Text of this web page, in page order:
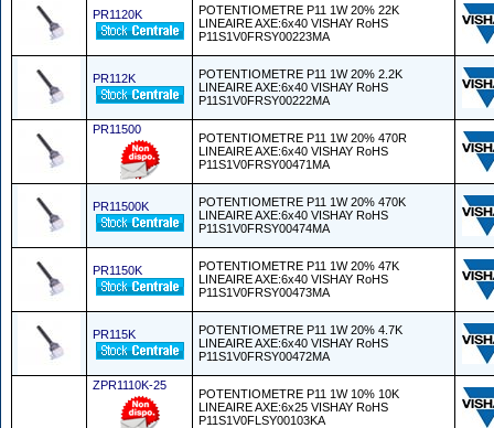
PR1120K
POTENTIOMETRE P11 1W 20% 22K
LINEAIRE AXE:6x40 VISHAY RoHS
P11S1V0FRSY00223MA
PR112K
POTENTIOMETRE P11 1W 20% 2.2K
LINEAIRE AXE:6x40 VISHAY RoHS
P11S1V0FRSY00222MA
PR11500
POTENTIOMETRE P11 1W 20% 470R
LINEAIRE AXE:6x40 VISHAY RoHS
P11S1V0FRSY00471MA
PR11500K
POTENTIOMETRE P11 1W 20% 470K
LINEAIRE AXE:6x40 VISHAY RoHS
P11S1V0FRSY00474MA
PR1150K
POTENTIOMETRE P11 1W 20% 47K
LINEAIRE AXE:6x40 VISHAY RoHS
P11S1V0FRSY00473MA
PR115K
POTENTIOMETRE P11 1W 20% 4.7K
LINEAIRE AXE:6x40 VISHAY RoHS
P11S1V0FRSY00472MA
ZPR1110K-25
POTENTIOMETRE P11 1W 10% 10K
LINEAIRE AXE:6x25 VISHAY RoHS
P11S1V0FLSY00103KA